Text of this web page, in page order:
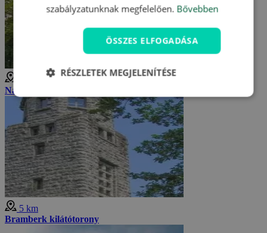
Nad Prosečí kilátótorony
5 km
Bramberk kilátótorony
szabályzatunknak megfelelően. Bővebben
ÖSSZES ELFOGADÁSA
RÉSZLETEK MEGJELENÍTÉSE